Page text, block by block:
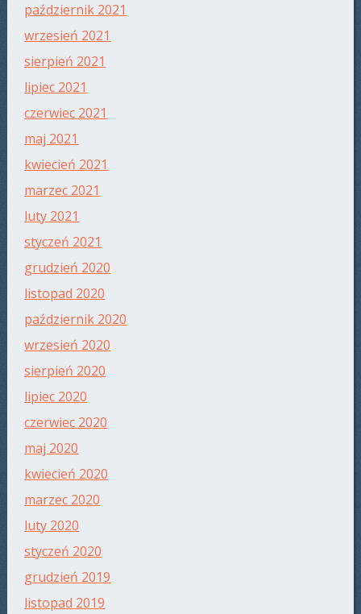
październik 2021
wrzesień 2021
sierpień 2021
lipiec 2021
czerwiec 2021
maj 2021
kwiecień 2021
marzec 2021
luty 2021
styczeń 2021
grudzień 2020
listopad 2020
październik 2020
wrzesień 2020
sierpień 2020
lipiec 2020
czerwiec 2020
maj 2020
kwiecień 2020
marzec 2020
luty 2020
styczeń 2020
grudzień 2019
listopad 2019